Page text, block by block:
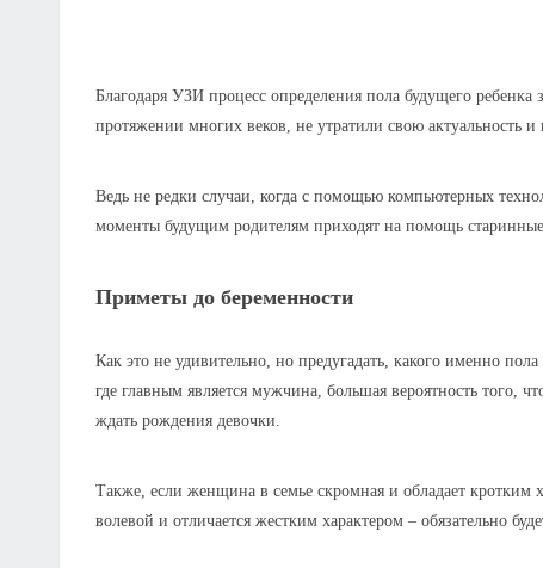
Благодаря УЗИ процесс определения пола будущего
протяжении многих веков, не утратили свою актуальность
Ведь не редки случаи, когда с помощью компьютерных
моменты будущим родителям приходят на помощь
Приметы до беременности
Как это не удивительно, но предугадать, какого именно
где главным является мужчина, большая вероятность того,
ждать рождения девочки.
Также, если женщина в семье скромная и обладает
волевой и отличается жестким характером – обязательно